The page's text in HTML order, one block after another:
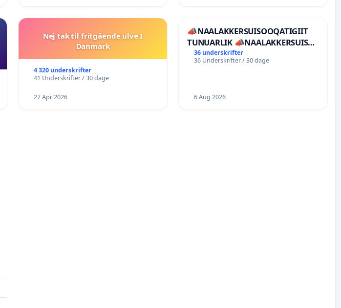
Nej tak til fritgående ulve I
Danmark
4 320 underskrifter
41 Underskrifter / 30 dage
27 Apr 2026
📣NAALAKKERSUISOOQATIGIIT
TUNUARLIK 📣NAALAKKERSUISUT
BØR TRÆKKE SIG TILBAGE
36 underskrifter
36 Underskrifter / 30 dage
6 Aug 2026